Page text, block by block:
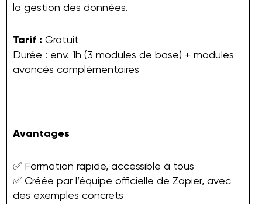
la gestion des données.
Tarif : Gratuit
Durée : env. 1h (3 modules de base) + modules
avancés complémentaires
Avantages
✅ Formation rapide, accessible à tous
✅ Créée par l’équipe officielle de Zapier, avec
des exemples concrets